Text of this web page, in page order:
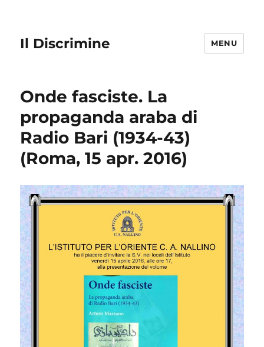
Il Discrimine MENU
Onde fasciste. La
propaganda araba di
Radio Bari (1934-43)
(Roma, 15 apr. 2016)